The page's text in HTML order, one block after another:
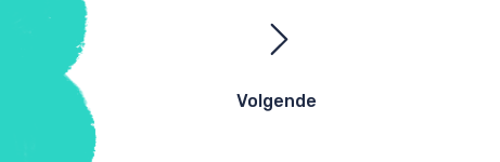
Economie
Engels
Frans
Geneeskunde
Geschiedenis
Grieks
Volgende